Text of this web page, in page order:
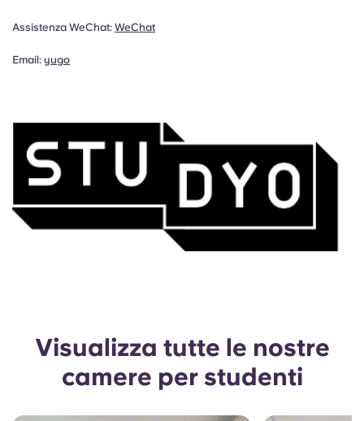
Assistenza WeChat: WeChat
Email: yugo
Visualizza tutte le nostre
camere per studenti